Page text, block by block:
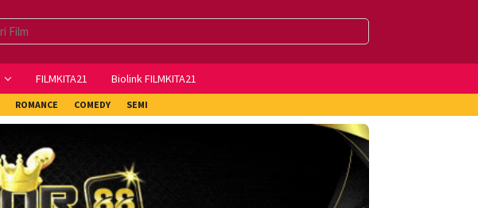
FILMKITA21 Biolink FILMKITA21
ROMANCE COMEDY SEMI